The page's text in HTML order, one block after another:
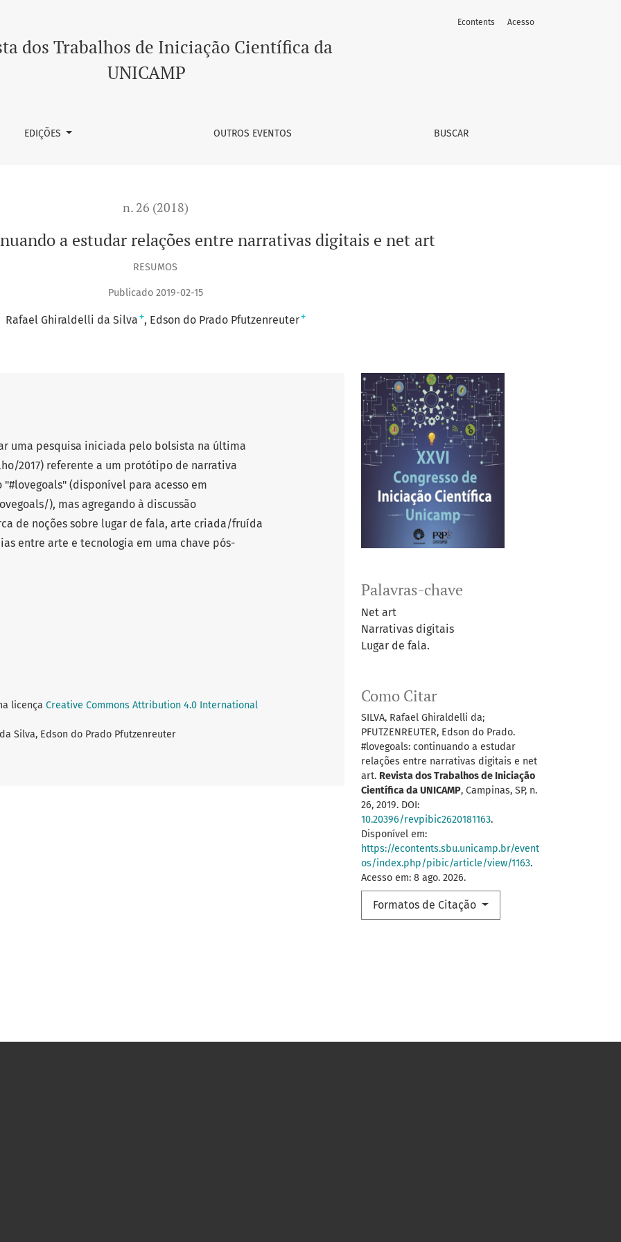
narrativas digitais e net art
dos Trabalhos de Iniciação Científica da
UNICAMP
EDIÇÕES OUTROS EVENTOS BUSCAR
Econtents Acesso
n. 26 (2018)
a estudar relações entre narrativas digitais e net art
RESUMOS
Publicado 2019-02-15
Rafael Ghiraldelli da Silva + Edson do Prado Pfutzenreuter+
Palavras-chave
Net art
Narrativas digitais
Lugar de fala.
Como Citar
SILVA, Rafael Ghiraldelli da;
PFUTZENREUTER, Edson do Prado.
#lovegoals: continuando a estudar
relações entre narrativas digitais e net
art. Revista dos Trabalhos de Iniciação
Científica da UNICAMP, Campinas, SP, n.
26, 2019. DOI:
10.20396/revpibic2620181163.
Disponível em:
https://econtents.sbu.unicamp.br/event
os/index.php/pibic/article/view/1163.
Acesso em: 8 ago. 2026.
Formatos de Citação
uma pesquisa iniciada pelo bolsista na última
2017) referente a um protótipo de narrativa
(disponível para acesso em
), mas agregando à discussão
de noções sobre lugar de fala, arte criada/fruída
entre arte e tecnologia em uma chave pós-
licença Creative Commons Attribution 4.0 International
Silva, Edson do Prado Pfutzenreuter